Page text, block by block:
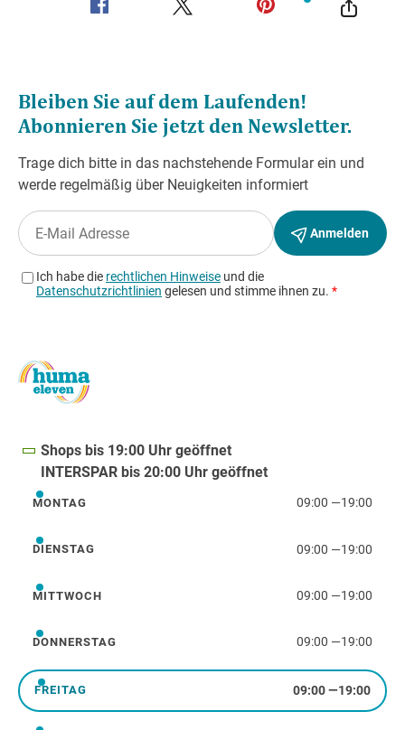
Shops bis 19:00 Uhr geöffnet
INTERSPAR bis 20:00 Uhr geöffnet
Montag
MONTAG 09:00 —19:00
Dienstag
DIENSTAG 09:00 —19:00
Mittwoch
MITTWOCH 09:00 —19:00
Donnerstag
DONNERSTAG 09:00 —19:00
Freitag
FREITAG 09:00—19:00